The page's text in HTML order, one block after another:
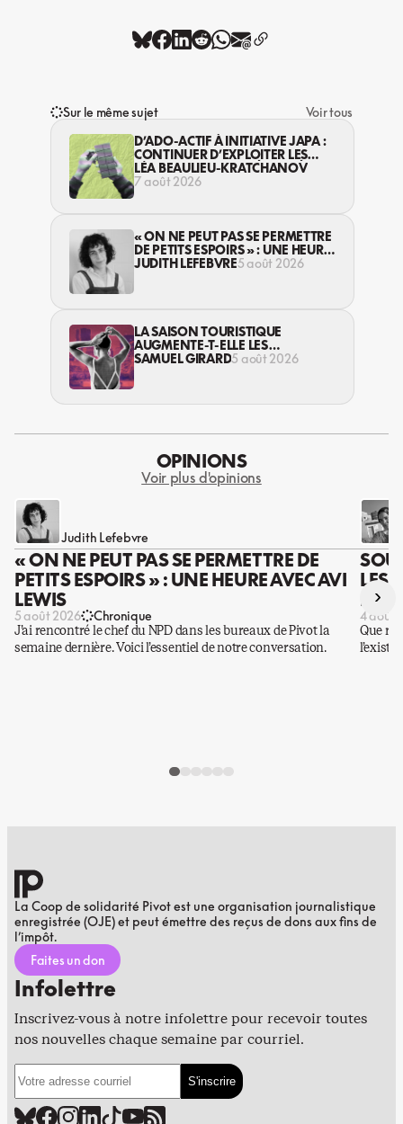
Sur le même sujet
Voir tous
D’ADO-ACTIF À INITIATIVE JAPA :
CONTINUER D’EXPLOITER LES
JEUNES… DANS LA LÉGALITÉ?
LÉA BEAULIEU-KRATCHANOV
7 août 2026
« ON NE PEUT PAS SE PERMETTRE
DE PETITS ESPOIRS » : UNE HEURE
AVEC AVI LEWIS
JUDITH LEFEBVRE5 août 2026
LA SAISON TOURISTIQUE
AUGMENTE-T-ELLE LES
VIOLENCES CONTRE LES
SAMUEL GIRARD5 août 2026
OPINIONS
Voir plus d'opinions
Judith Lefebvre
« ON NE PEUT PAS SE PERMETTRE DE
PETITS ESPOIRS » : UNE HEURE AVEC AVI
LEWIS
5 août 2026 Chronique
J’ai rencontré le chef du NPD dans les bureaux de Pivot la
semaine dernière. Voici l’essentiel de notre conversation.
LES
DES
4 août
Que
›
La Coop de solidarité Pivot est une organisation journalistique
enregistrée (OJE) et peut émettre des reçus de dons aux fins de
l’impôt.
Faites un don
Infolettre
Inscrivez-vous à notre infolettre pour recevoir toutes
nos nouvelles chaque semaine par courriel.